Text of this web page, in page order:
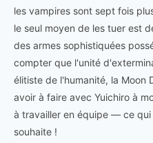
les vampires sont sept fois
le seul moyen de les tuer est
des armes sophistiquées
compter que l'unité
élitiste de l'humanité, la Moon
avoir à faire avec Yuichiro à
à travailler en équipe — ce
souhaite !